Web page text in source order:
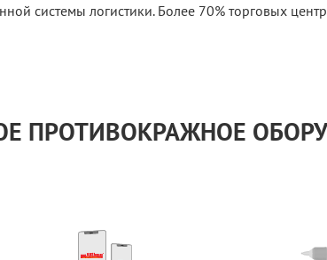
системы логистики. Более 70% торговых
ПРОТИВОКРАЖНОЕ